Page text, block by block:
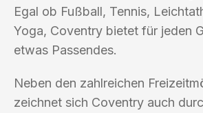
Egal ob Fußball, Tennis,
Yoga, Coventry bietet für jeden
etwas Passendes.
Neben den zahlreichen
zeichnet sich Coventry auch